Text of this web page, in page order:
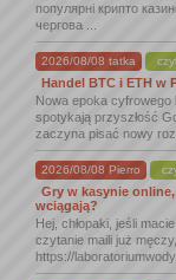
популярні крипто
чергова ...
2026/08/08 tatka
Handel BTC i ETH w
Nowa epoka cyfrowego
spotykają przyszłość
zaczyna pisać nowy
2026/08/08 Pierro
Gry w kasynie
wciągają?
Hej, chłopaki, jeśli
czytanie maili już męczy,
https://